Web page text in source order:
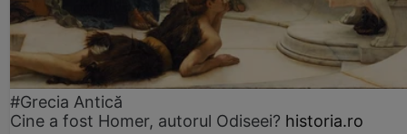
#Grecia Antică
Cine a fost Homer, autorul Odiseei? historia.ro